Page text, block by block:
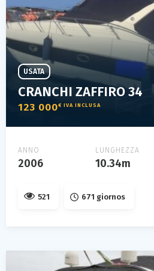
CRANCHI ZAFFIRO 34
123 000€ IVA INCLUSA
USATA
ANNO
2006
LUNGHEZZA
10.34m
521 671 giornos